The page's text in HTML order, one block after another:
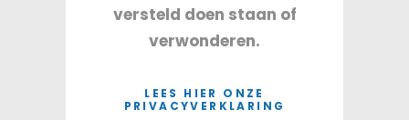
versteld doen staan of
verwonderen.
LEES HIER ONZE
PRIVACYVERKLARING